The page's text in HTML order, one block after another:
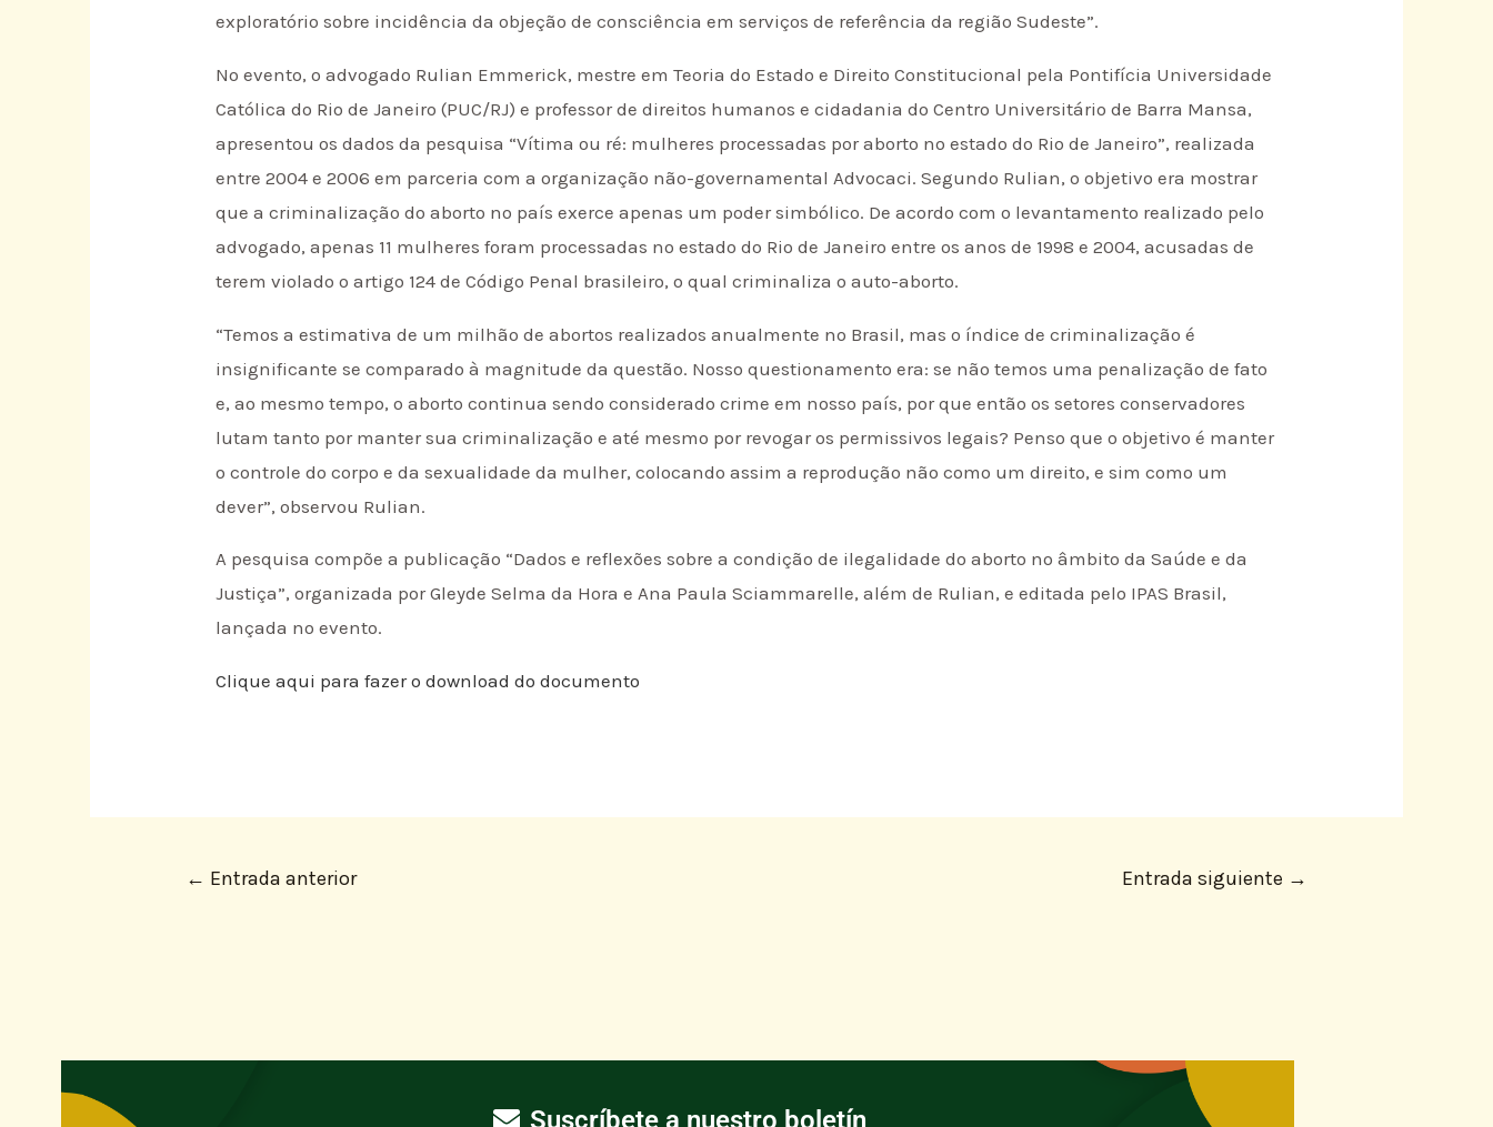
exploratório sobre incidência da objeção de consciência em serviços de referência da região Sudeste”.
No evento, o advogado Rulian Emmerick, mestre em Teoria do Estado e Direito Constitucional pela Pontifícia Universidade
Católica do Rio de Janeiro (PUC/RJ) e professor de direitos humanos e cidadania do Centro Universitário de Barra Mansa,
apresentou os dados da pesquisa “Vítima ou ré: mulheres processadas por aborto no estado do Rio de Janeiro”, realizada
entre 2004 e 2006 em parceria com a organização não-governamental Advocaci. Segundo Rulian, o objetivo era mostrar
que a criminalização do aborto no país exerce apenas um poder simbólico. De acordo com o levantamento realizado pelo
advogado, apenas 11 mulheres foram processadas no estado do Rio de Janeiro entre os anos de 1998 e 2004, acusadas de
terem violado o artigo 124 de Código Penal brasileiro, o qual criminaliza o auto-aborto.
“Temos a estimativa de um milhão de abortos realizados anualmente no Brasil, mas o índice de criminalização é
insignificante se comparado à magnitude da questão. Nosso questionamento era: se não temos uma penalização de fato
e, ao mesmo tempo, o aborto continua sendo considerado crime em nosso país, por que então os setores conservadores
lutam tanto por manter sua criminalização e até mesmo por revogar os permissivos legais? Penso que o objetivo é manter
o controle do corpo e da sexualidade da mulher, colocando assim a reprodução não como um direito, e sim como um
dever”, observou Rulian.
A pesquisa compõe a publicação “Dados e reflexões sobre a condição de ilegalidade do aborto no âmbito da Saúde e da
Justiça”, organizada por Gleyde Selma da Hora e Ana Paula Sciammarelle, além de Rulian, e editada pelo IPAS Brasil,
lançada no evento.
Clique aqui para fazer o download do documento
← Entrada anterior Entrada siguiente →
Suscríbete a nuestro boletín